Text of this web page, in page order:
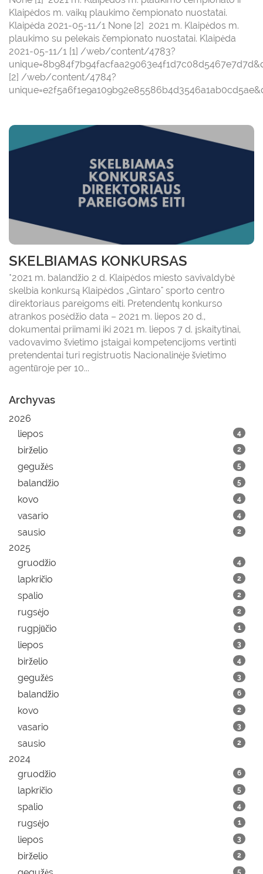
Klaipėdos m. vaikų plaukimo čempionato nuostatai.
Klaipėda 2021-05-11/1 None [2] 2021 m. Klaipėdos m.
plaukimo su pelekais čempionato nuostatai. Klaipėda
2021-05-11/1 [1] /web/content/4783?
[2] /web/content/4784?
SKELBIAMAS KONKURSAS
*2021 m. balandžio 2 d. Klaipėdos miesto savivaldybė
skelbia konkursą Klaipėdos „Gintaro" sporto centro
direktoriaus pareigoms eiti. Pretendentų konkurso
atrankos posėdžio data – 2021 m. liepos 20 d.,
dokumentai priimami iki 2021 m. liepos 7 d. įskaitytinai,
vadovavimo švietimo įstaigai kompetencijoms vertinti
pretendentai turi registruotis Nacionalinėje švietimo
agentūroje per 10...
Archyvas
2026
liepos
4
birželio 2
gegužės 5
balandžio 5
kovo 4
vasario 4
sausio 2
2025
gruodžio
4
lapkričio 2
spalio 2
rugsėjo 2
rugpjūčio 1
liepos 3
birželio 4
gegužės 3
balandžio 6
kovo 2
vasario 3
sausio 2
2024
gruodžio
6
lapkričio 5
spalio 4
rugsėjo 1
liepos 3
birželio 2
5